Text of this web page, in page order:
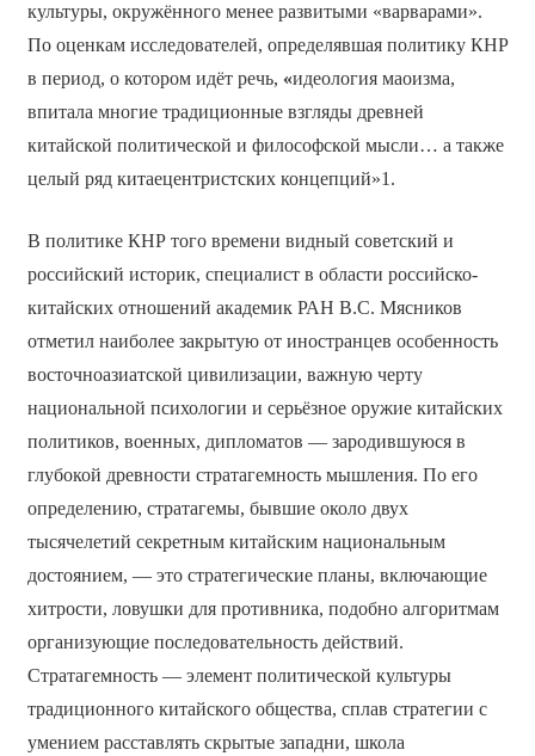
культуры, окружённого менее развитыми «варварами».
По оценкам исследователей, определявшая политику КНР
в период, о котором идёт речь, «идеология маоизма,
впитала многие традиционные взгляды древней
китайской политической и философской мысли… а также
целый ряд китаецентристских концепций»1.
В политике КНР того времени видный советский и
российский историк, специалист в области российско-
китайских отношений академик РАН В.С. Мясников
отметил наиболее закрытую от иностранцев особенность
восточноазиатской цивилизации, важную черту
национальной психологии и серьёзное оружие китайских
политиков, военных, дипломатов — зародившуюся в
глубокой древности стратагемность мышления. По его
определению, стратагемы, бывшие около двух
тысячелетий секретным китайским национальным
достоянием, — это стратегические планы, включающие
хитрости, ловушки для противника, подобно алгоритмам
организующие последовательность действий.
Стратагемность — элемент политической культуры
традиционного китайского общества, сплав стратегии с
умением расставлять скрытые западни, школа